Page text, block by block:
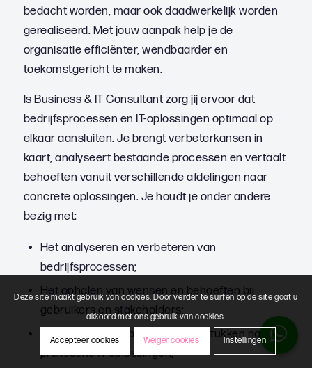
bedacht worden, maar ook daadwerkelijk worden
gerealiseerd. Met jouw aanpak help je de
organisatie efficiënter, wendbaarder en
toekomstgericht te maken.
ls Business & IT Consultant zorg jij ervoor dat
bedrijfsprocessen en IT-oplossingen optimaal op
elkaar aansluiten. Je brengt verbeterkansen in
kaart, analyseert bestaande processen en vertaalt
behoeften vanuit verschillende afdelingen naar
concrete oplossingen. Je houdt je onder andere
bezig met:
Het analyseren en verbeteren van
bedrijfsprocessen;
Het ophalen van wensen en behoeften bij
gebruikers en stakeholders;
Het vertalen van businessvraagstukken naar
praktische IT-oplossingen;
Deze site maakt gebruik van cookies. Door verder te surfen op de site gaat u
akkoord met ons gebruik van cookies.
Accepteer cookies Weiger cookies Instellingen